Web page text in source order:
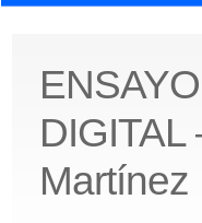
Martínez